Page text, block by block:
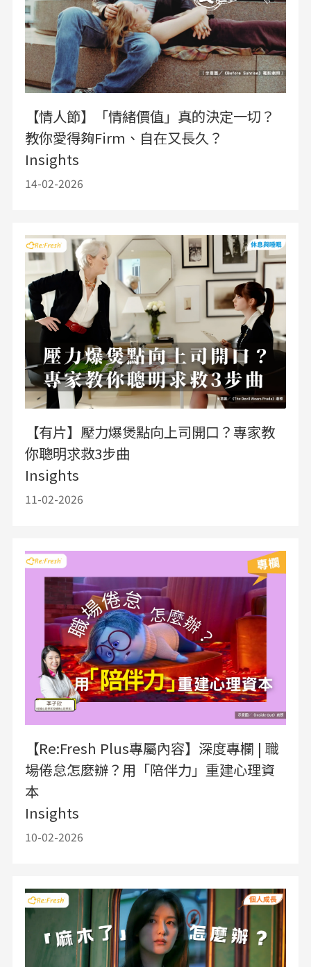
【情人節】「情緒價值」真的決定一切？
教你愛得夠Firm、自在又長久？
Insights
14-02-2026
【有片】壓力爆煲點向上司開口？專家教
你聰明求救3步曲
Insights
11-02-2026
【Re:Fresh Plus專屬內容】深度專欄 | 職
場倦怠怎麼辦？用「陪伴力」重建心理資
本
Insights
10-02-2026